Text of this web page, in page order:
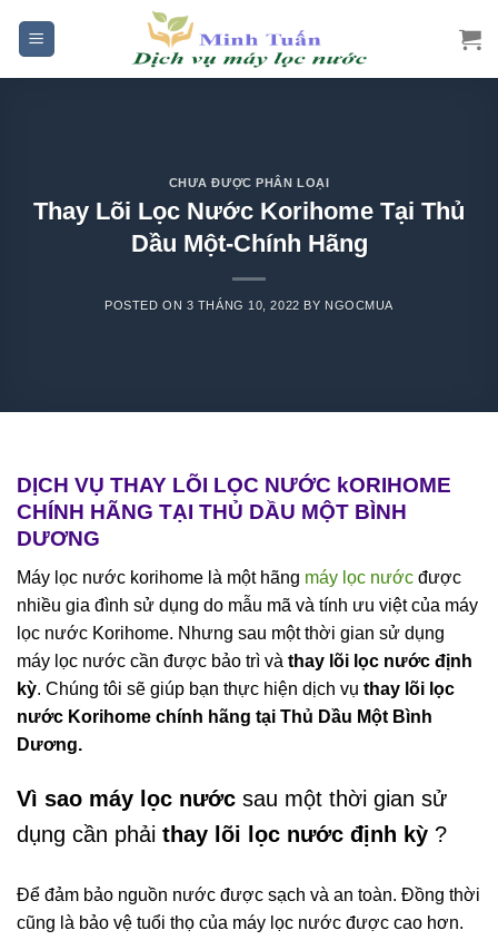
CHƯA ĐƯỢC PHÂN LOẠI
Thay Lõi Lọc Nước Korihome Tại Thủ
Dầu Một-Chính Hãng
POSTED ON 3 THÁNG 10, 2022 BY NGOCMUA
DỊCH VỤ THAY LÕI LỌC NƯỚC kORIHOME
CHÍNH HÃNG TẠI THỦ DẦU MỘT BÌNH
DƯƠNG
Máy lọc nước korihome là một hãng máy lọc nước được
nhiều gia đình sử dụng do mẫu mã và tính ưu việt của máy
lọc nước Korihome. Nhưng sau một thời gian sử dụng
máy lọc nước cần được bảo trì và thay lõi lọc nước định
kỳ. Chúng tôi sẽ giúp bạn thực hiện dịch vụ thay lõi lọc
nước Korihome chính hãng tại Thủ Dầu Một Bình
Dương.
Vì sao máy lọc nước sau một thời gian sử
dụng cần phải thay lõi lọc nước định kỳ ?
Để đảm bảo nguồn nước được sạch và an toàn. Đồng thời
cũng là bảo vệ tuổi thọ của máy lọc nước được cao hơn.